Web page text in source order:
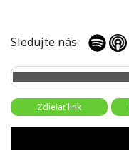
Sledujte nás
Zdieľať link